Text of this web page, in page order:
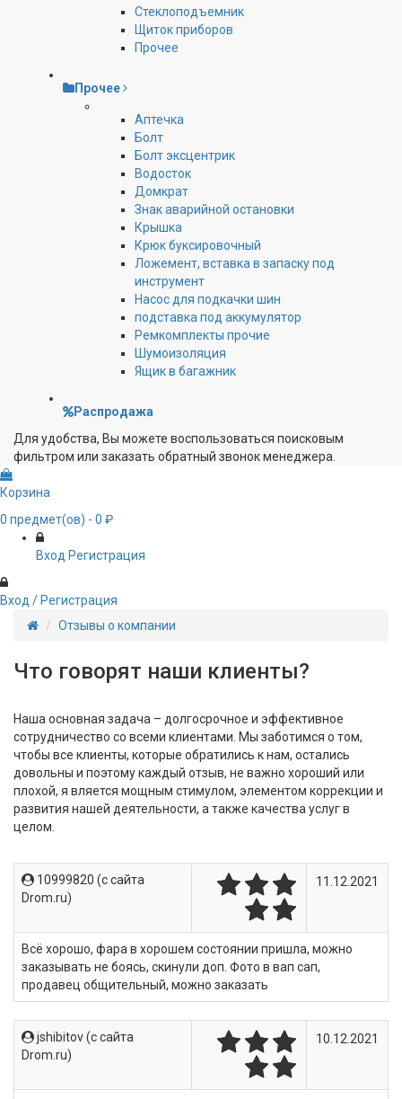
Стеклоподъемник
Щиток приборов
Прочее
Прочее
Аптечка
Болт
Болт эксцентрик
Водосток
Домкрат
Знак аварийной остановки
Крышка
Крюк буксировочный
Ложемент, вставка в запаску под
инструмент
Насос для подкачки шин
подставка под аккумулятор
Ремкомплекты прочие
Шумоизоляция
Ящик в багажник
Распродажа
Для удобства, Вы можете воспользоваться поисковым
фильтром или заказать обратный звонок менеджера.
Корзина
0 предмет(ов) - 0 ₽
Вход Регистрация
Вход / Регистрация
Отзывы о компании
Что говорят наши клиенты?
Наша основная задача – долгосрочное и эффективное
сотрудничество со всеми клиентами. Мы заботимся о том,
чтобы все клиенты, которые обратились к нам, остались
довольны и поэтому каждый отзыв, не важно хороший или
плохой, я вляется мощным стимулом, элементом коррекции и
развития нашей деятельности, а также качества услуг в
целом.
10999820 (c сайта
Drom.ru)
11.12.2021
Всё хорошо, фара в хорошем состоянии пришла, можно
заказывать не боясь, скинули доп. Фото в вап сап,
продавец общительный, можно заказать
jshibitov (c сайта
Drom.ru)
10.12.2021